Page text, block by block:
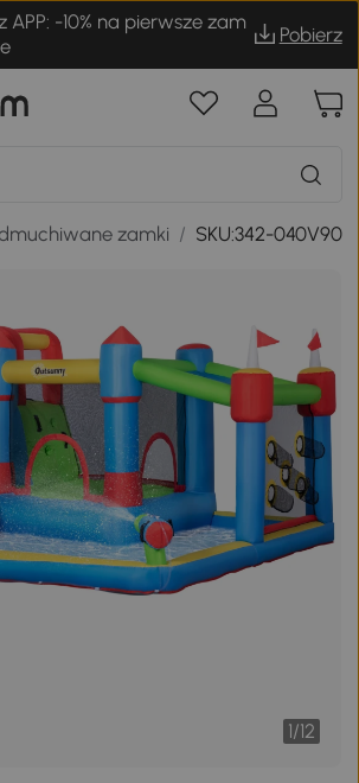
APP: -10% na pierwsze zam
Pobierz
zamki / SKU:342-040V90
1/12